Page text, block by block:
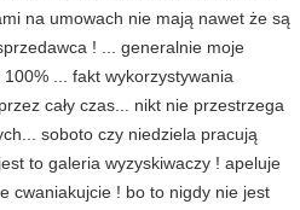
na umowach nie mają nawet że są
! ... generalnie moje
... fakt wykorzystywania
cały czas... nikt nie przestrzega
soboto czy niedziela pracują
to galeria wyzyskiwaczy ! apeluje
cwaniakujcie ! bo to nigdy nie jest